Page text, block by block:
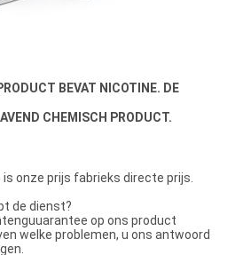
BEVAT NICOTINE. DE
CHEMISCH PRODUCT.
is onze prijs fabrieks directe prijs.
de dienst?
op ons product
welke problemen, u ons antwoord